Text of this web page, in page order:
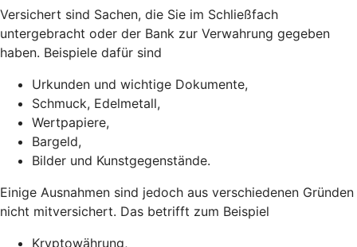
Versichert sind Sachen, die Sie im Schließfach
untergebracht oder der Bank zur Verwahrung gegeben
haben. Beispiele dafür sind
Urkunden und wichtige Dokumente,
Schmuck, Edelmetall,
Wertpapiere,
Bargeld,
Bilder und Kunstgegenstände.
Einige Ausnahmen sind jedoch aus verschiedenen Gründen
nicht mitversichert. Das betrifft zum Beispiel
Kryptowährung,